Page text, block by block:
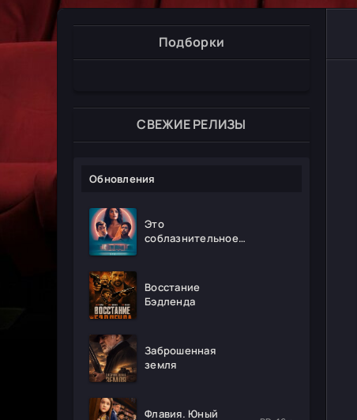
Подборки
СВЕЖИЕ РЕЛИЗЫ
Обновления
Это
соблазнительное
Восстание
Бэдленда
Заброшенная
земля
Флавия. Юный